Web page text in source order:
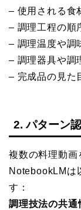
– 使用される食
– 調理工程の順
– 調理温度や調
– 調理器具や調
– 完成品の見た
2. パターン
複数の料理動画
NotebookLMは
す：
調理技法の共通